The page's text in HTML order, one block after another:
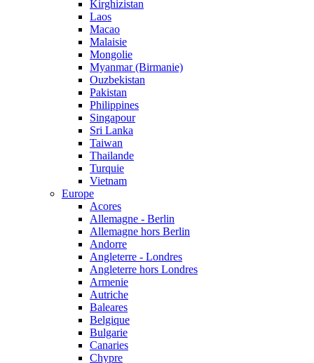
Kirghizistan
Laos
Macao
Malaisie
Mongolie
Myanmar (Birmanie)
Ouzbekistan
Pakistan
Philippines
Singapour
Sri Lanka
Taiwan
Thailande
Turquie
Vietnam
Europe
Acores
Allemagne - Berlin
Allemagne hors Berlin
Andorre
Angleterre - Londres
Angleterre hors Londres
Armenie
Autriche
Baleares
Belgique
Bulgarie
Canaries
Chypre